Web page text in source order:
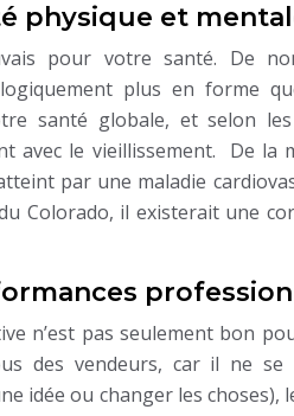
physique et
pour votre santé. De
plus en forme
santé globale, et selon
avec le vieillissement. De la
par une maladie
Colorado, il existerait une
n’est pas seulement bon
des vendeurs, car il ne
idée ou changer les